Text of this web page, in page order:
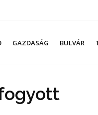
GAZDASÁG BULVÁR